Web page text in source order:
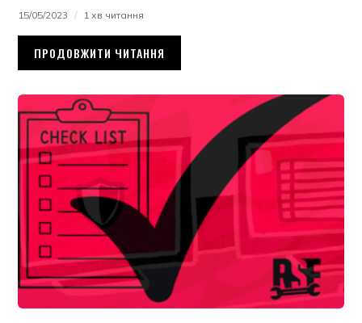
15/05/2023 1 хв читання
ПРОДОВЖИТИ ЧИТАННЯ